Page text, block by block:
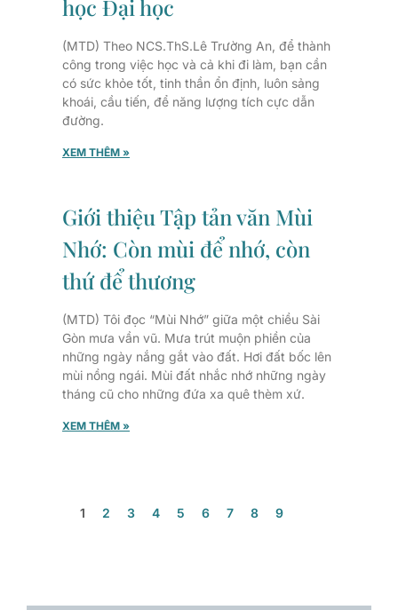
học Đại học
(MTD) Theo NCS.ThS.Lê Trường An, để thành
công trong việc học và cả khi đi làm, bạn cần
có sức khỏe tốt, tinh thần ổn định, luôn sảng
khoái, cầu tiến, để năng lượng tích cực dẫn
đường.
XEM THÊM »
Giới thiệu Tập tản văn Mùi
Nhớ: Còn mùi để nhớ, còn
thứ để thương
(MTD) Tôi đọc “Mùi Nhớ” giữa một chiều Sài
Gòn mưa vần vũ. Mưa trút muộn phiền của
những ngày nắng gắt vào đất. Hơi đất bốc lên
mùi nồng ngái. Mùi đất nhắc nhớ những ngày
tháng cũ cho những đứa xa quê thèm xứ.
XEM THÊM »
1 2 3 4 5 6 7 8 9